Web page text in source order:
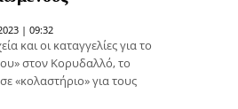
| 09:32
και οι καταγγελίες για το
στον Κορυδαλλό, το
«κολαστήριο» για τους